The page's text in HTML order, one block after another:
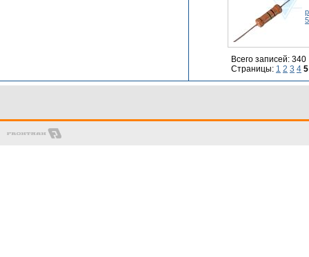
Всего записей: 340
Страницы: 1 2 3 4 5